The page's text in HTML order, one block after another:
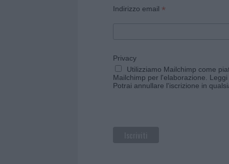
Indirizzo email *
Privacy
Utilizziamo Mailchimp come
Mailchimp per l'elaborazione.
Potrai annullare l'iscrizione in